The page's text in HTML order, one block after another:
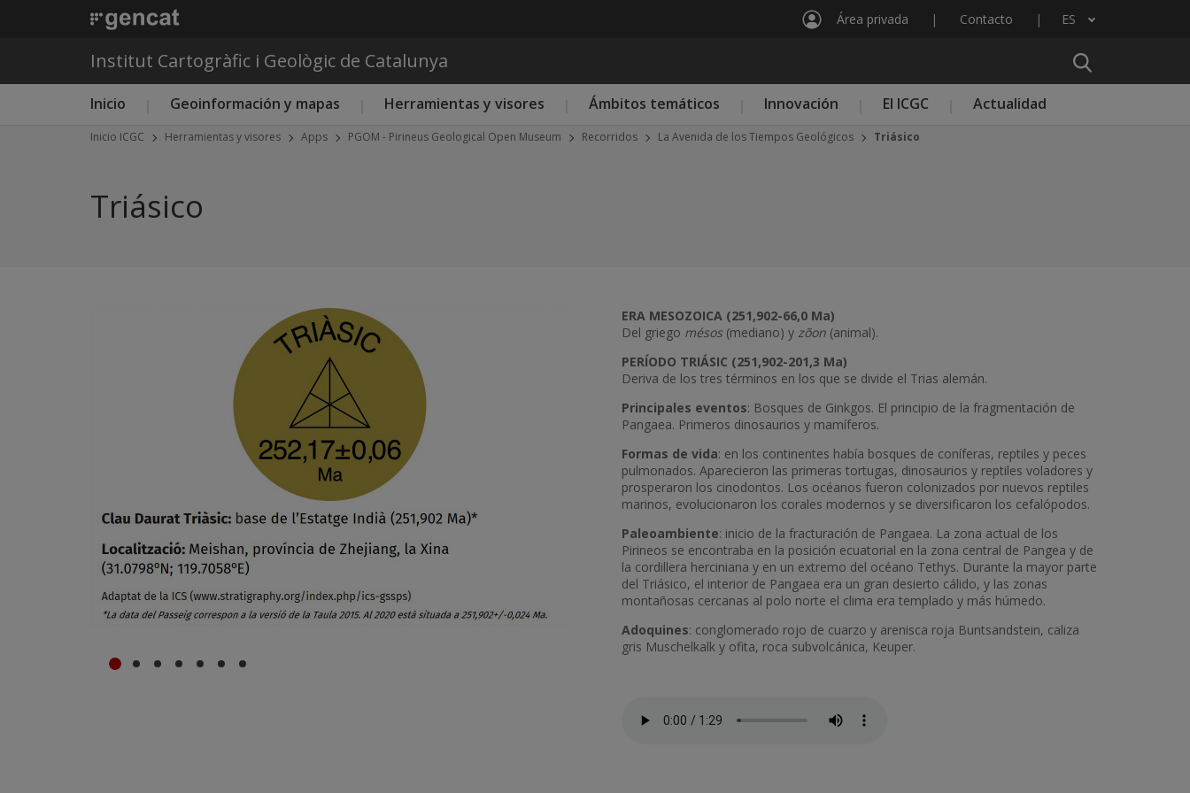
Área privada Contacto ES
Lista adicional de acciones
Institut Cartogràfic i Geològic de Catalunya
Menú principal ICGC
Inicio Geoinformación y mapas Herramientas y visores Ámbitos temáticos Innovación El ICGC Actualidad
Inicio ICGC Herramientas y visores Apps PGOM - Pirineus Geological Open Museum Recorridos La Avenida de los Tiempos Geológicos Triásico
Triásico
ERA MESOZOICA (251,902-66,0 Ma)
Del griego mésos (mediano) y zõon (animal).
PERÍODO TRIÁSIC (251,902-201,3 Ma)
Deriva de los tres términos en los que se divide el Trias alemán.
Principales eventos: Bosques de Ginkgos. El principio de la fragmentación de
Pangaea. Primeros dinosaurios y mamíferos.
Formas de vida: en los continentes había bosques de coníferas, reptiles y peces
pulmonados. Aparecieron las primeras tortugas, dinosaurios y reptiles voladores y
prosperaron los cinodontos. Los océanos fueron colonizados por nuevos reptiles
marinos, evolucionaron los corales modernos y se diversificaron los cefalópodos.
Paleoambiente: inicio de la fracturación de Pangaea. La zona actual de los
Pirineos se encontraba en la posición ecuatorial en la zona central de Pangea y de
la cordillera herciniana y en un extremo del océano Tethys. Durante la mayor parte
del Triásico, el interior de Pangaea era un gran desierto cálido, y las zonas
montañosas cercanas al polo norte el clima era templado y más húmedo.
Adoquines: conglomerado rojo de cuarzo y arenisca roja Buntsandstein, caliza
gris Muschelkalk y ofita, roca subvolcánica, Keuper.